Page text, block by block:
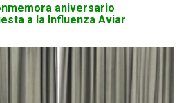
aniversario
a la Influenza Aviar